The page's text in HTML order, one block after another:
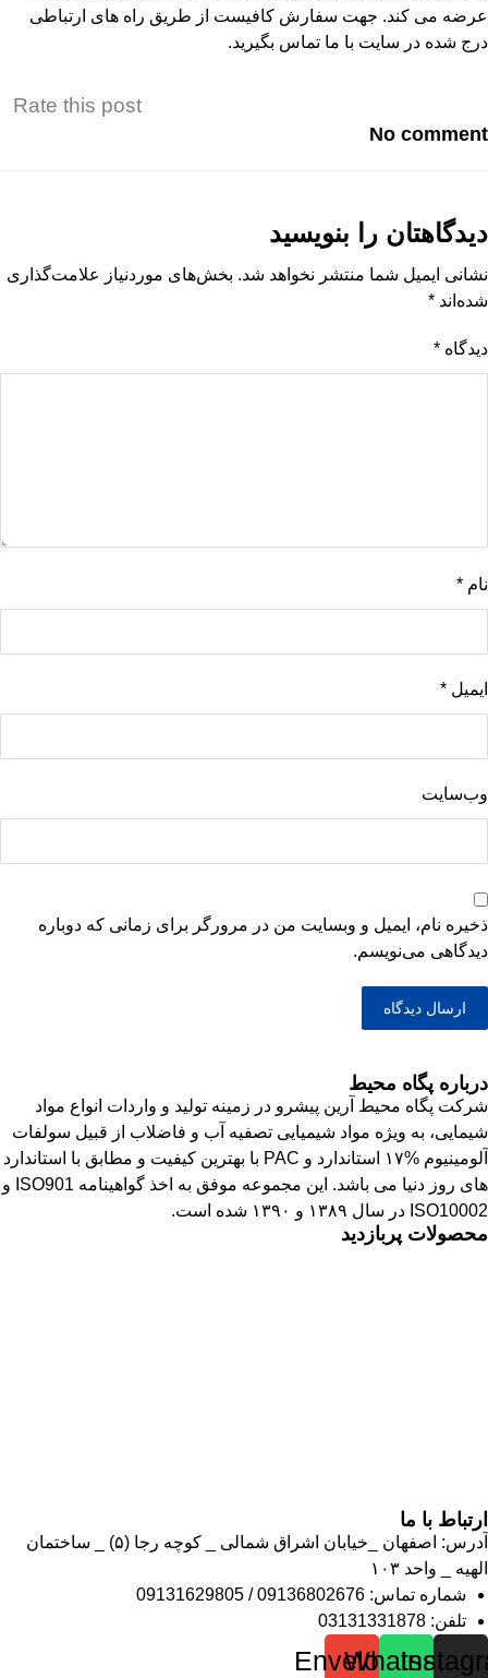
عرضه می کند. جهت سفارش کافیست از طریق راه های ارتباطی
درج شده در سایت با ما تماس بگیرید.
Rate this post
No comment
دیدگاهتان را بنویسید
نشانی ایمیل شما منتشر نخواهد شد. بخش‌های موردنیاز علامت‌گذاری
شده‌اند *
دیدگاه *
نام *
ایمیل *
وب‌سایت
ذخیره نام، ایمیل و وبسایت من در مرورگر برای زمانی که دوباره
دیدگاهی می‌نویسم.
درباره پگاه محیط
شرکت پگاه محیط آرین پیشرو در زمینه تولید و واردات انواع مواد
شیمایی، به ویژه مواد شیمیایی تصفیه آب و فاضلاب از قبیل سولفات
آلومینیوم %۱۷ استاندارد و PAC با بهترین کیفیت و مطابق با استاندارد
های روز دنیا می باشد. این مجموعه موفق به اخذ گواهینامه ISO901 و
ISO10002 در سال ۱۳۸۹ و ۱۳۹۰ شده است.
محصولات پربازدید
ارتباط با ما
آدرس: اصفهان _خیابان اشراق شمالی _ کوچه رجا (۵) _ ساختمان
الهیه _ واحد ۱۰۳
شماره تماس: 09136802676 / 09131629805
تلفن: 03131331878
Whatsapp
Envelope